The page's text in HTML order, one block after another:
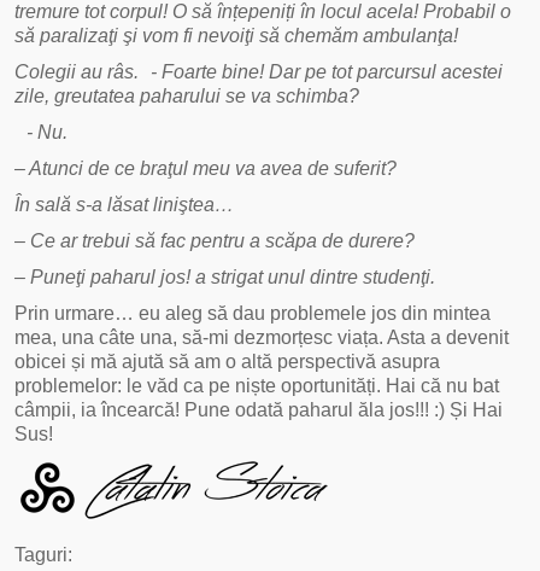
tremure tot corpul! O să înțepeniți în locul acela! Probabil o
să paralizaţi şi vom fi nevoiţi să chemăm ambulanţa!
Colegii au râs. - Foarte bine! Dar pe tot parcursul acestei
zile, greutatea paharului se va schimba?
- Nu.
– Atunci de ce braţul meu va avea de suferit?
În sală s-a lăsat liniştea…
– Ce ar trebui să fac pentru a scăpa de durere?
– Puneţi paharul jos! a strigat unul dintre studenţi.
Prin urmare… eu aleg să dau problemele jos din mintea
mea, una câte una, să-mi dezmorțesc viața. Asta a devenit
obicei și mă ajută să am o altă perspectivă asupra
problemelor: le văd ca pe niște oportunități. Hai că nu bat
câmpii, ia încearcă! Pune odată paharul ăla jos!!! :) Și Hai
Sus!
Taguri: